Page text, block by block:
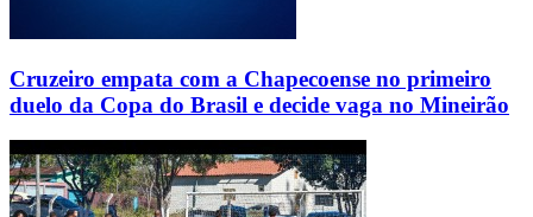
Cruzeiro empata com a Chapecoense no primeiro
duelo da Copa do Brasil e decide vaga no Mineirão